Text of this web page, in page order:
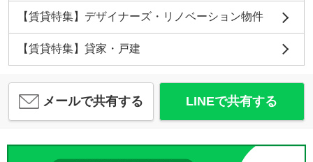
【賃貸特集】デザイナーズ・リノベーション物件
【賃貸特集】貸家・戸建
メールで共有する LINEで共有する